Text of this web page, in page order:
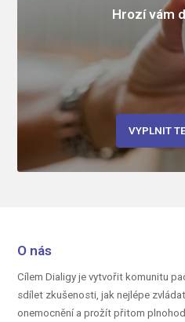
Hrozí vám
VYPLNIT
O nás
Cílem Dialigy je vytvořit komunitu
sdílet zkušenosti, jak nejlépe
onemocnění a prožít přitom